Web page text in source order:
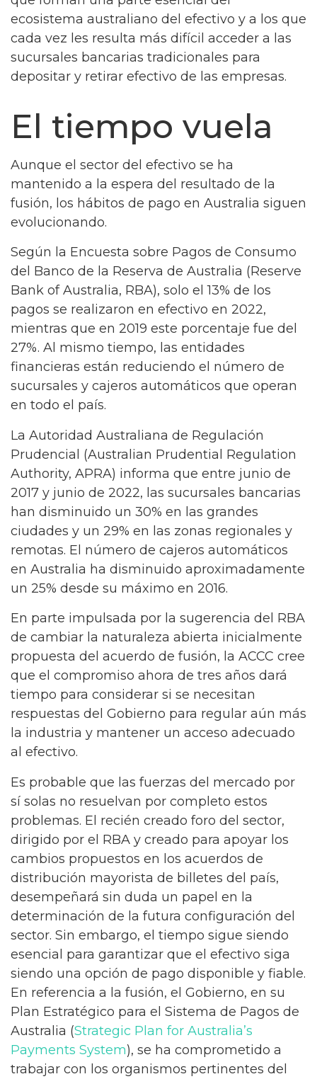
ecosistema australiano del efectivo y a los que
cada vez les resulta más difícil acceder a las
sucursales bancarias tradicionales para
depositar y retirar efectivo de las empresas.
El tiempo vuela
Aunque el sector del efectivo se ha
mantenido a la espera del resultado de la
fusión, los hábitos de pago en Australia siguen
evolucionando.
Según la Encuesta sobre Pagos de Consumo
del Banco de la Reserva de Australia (Reserve
Bank of Australia, RBA), solo el 13% de los
pagos se realizaron en efectivo en 2022,
mientras que en 2019 este porcentaje fue del
27%. Al mismo tiempo, las entidades
financieras están reduciendo el número de
sucursales y cajeros automáticos que operan
en todo el país.
La Autoridad Australiana de Regulación
Prudencial (Australian Prudential Regulation
Authority, APRA) informa que entre junio de
2017 y junio de 2022, las sucursales bancarias
han disminuido un 30% en las grandes
ciudades y un 29% en las zonas regionales y
remotas. El número de cajeros automáticos
en Australia ha disminuido aproximadamente
un 25% desde su máximo en 2016.
En parte impulsada por la sugerencia del RBA
de cambiar la naturaleza abierta inicialmente
propuesta del acuerdo de fusión, la ACCC cree
que el compromiso ahora de tres años dará
tiempo para considerar si se necesitan
respuestas del Gobierno para regular aún más
la industria y mantener un acceso adecuado
al efectivo.
Es probable que las fuerzas del mercado por
sí solas no resuelvan por completo estos
problemas. El recién creado foro del sector,
dirigido por el RBA y creado para apoyar los
cambios propuestos en los acuerdos de
distribución mayorista de billetes del país,
desempeñará sin duda un papel en la
determinación de la futura configuración del
sector. Sin embargo, el tiempo sigue siendo
esencial para garantizar que el efectivo siga
siendo una opción de pago disponible y fiable.
En referencia a la fusión, el Gobierno, en su
Plan Estratégico para el Sistema de Pagos de
Australia (Strategic Plan for Australia’s
Payments System), se ha comprometido a
trabajar con los organismos pertinentes del